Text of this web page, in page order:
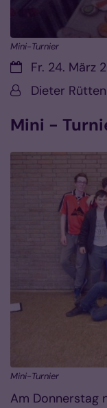
Mini-Turnier
Datum:Fr. 24. März
Von:Dieter Rütten
Mini -
Mini-Turnier
Am Donnerstag